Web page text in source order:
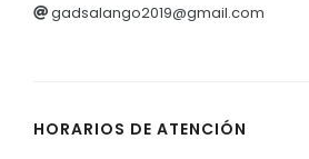
gadsalango2019@gmail.com
HORARIOS DE ATENCIÓN